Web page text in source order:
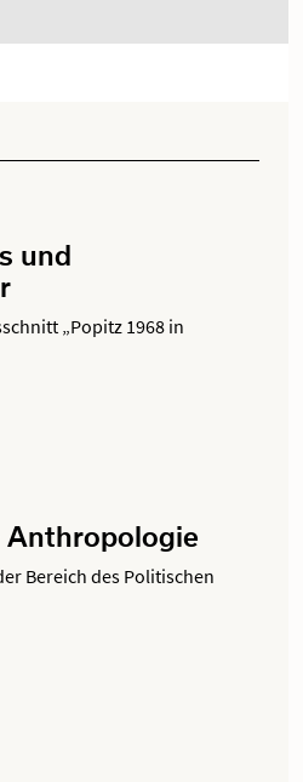
und
„Popitz 1968 in
Bereich des Politischen